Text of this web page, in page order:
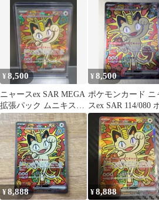
¥8,500
ニャースex SAR MEGA
拡張パック ムニキスゼ
ロ キラ 114/080
¥8,500
ポケモンカード ニ
スex SAR 114/080
カ
¥8,888 ¥8,888